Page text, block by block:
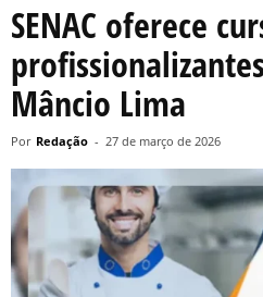
SENAC oferece
Mâncio Lima
Por Redação - 27 de março de 2026